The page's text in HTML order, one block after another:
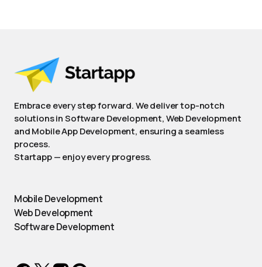
Embrace every step forward. We deliver top-notch
solutions in Software Development, Web Development
and Mobile App Development, ensuring a seamless
process.
Startapp — enjoy every progress.
Mobile Development
Web Development
Software Development